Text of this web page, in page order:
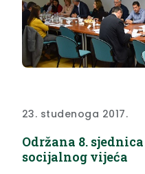
23. studenoga 2017.
Održana 8.
socijalnog vijeća